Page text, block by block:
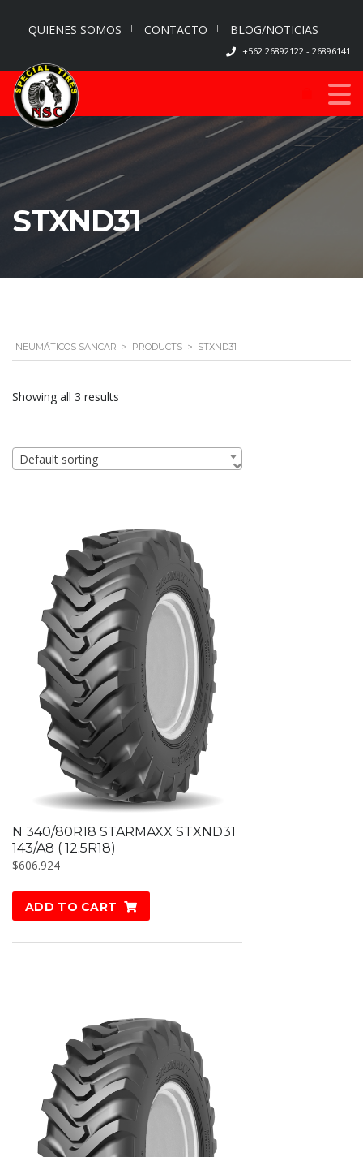
QUIENES SOMOS CONTACTO BLOG/NOTICIAS
+562 26892122 - 26896141
STXND31
NEUMÁTICOS SANCAR > PRODUCTS > STXND31
Showing all 3 results
Default sorting
N 340/80R18 STARMAXX STXND31
143/A8 ( 12.5R18)
$606.924
ADD TO CART